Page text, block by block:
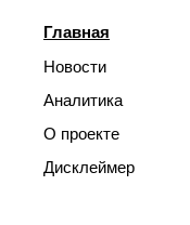
Главная
Новости
Аналитика
О проекте
Дисклеймер